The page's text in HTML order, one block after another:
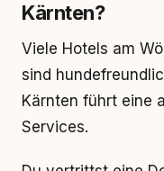
Kärnten?
Viele Hotels am
sind
Kärnten führt eine
Services.